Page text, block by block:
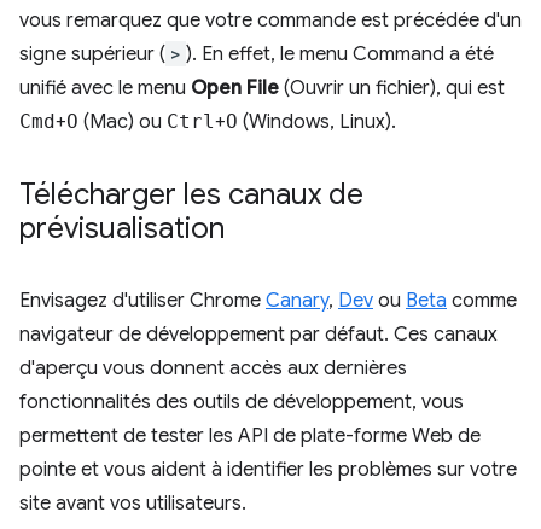
vous remarquez que votre commande est précédée d'un
signe supérieur ( > ). En effet, le menu Command a été
unifié avec le menu Open File (Ouvrir un fichier), qui est
Cmd+O (Mac) ou Ctrl+O (Windows, Linux).
Télécharger les canaux de
prévisualisation
Envisagez d'utiliser Chrome Canary, Dev ou Beta comme
navigateur de développement par défaut. Ces canaux
d'aperçu vous donnent accès aux dernières
fonctionnalités des outils de développement, vous
permettent de tester les API de plate-forme Web de
pointe et vous aident à identifier les problèmes sur votre
site avant vos utilisateurs.